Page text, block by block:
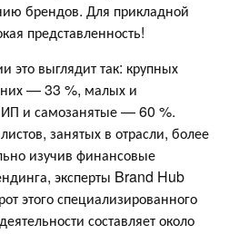
брендов. Для прикладной
представленность!
это выглядит так: крупных
— 33 %, малых и
и самозанятые — 60 %.
занятых в отрасли, более
изучив финансовые
эксперты Brand Hub
этого специализированного
составляет около